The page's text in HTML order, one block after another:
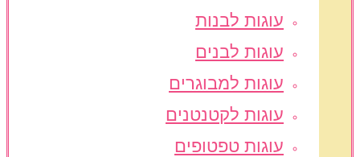
עוגות לבנות
עוגות לבנים
עוגות למבוגרים
עוגות לקטנטנים
עוגות טפטופים